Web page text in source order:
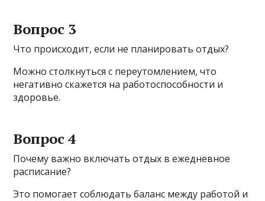
Вопрос 3
Что происходит, если не планировать отдых?
Можно столкнуться с переутомлением, что
негативно скажется на работоспособности и
здоровье.
Вопрос 4
Почему важно включать отдых в ежедневное
расписание?
Это помогает соблюдать баланс между работой и